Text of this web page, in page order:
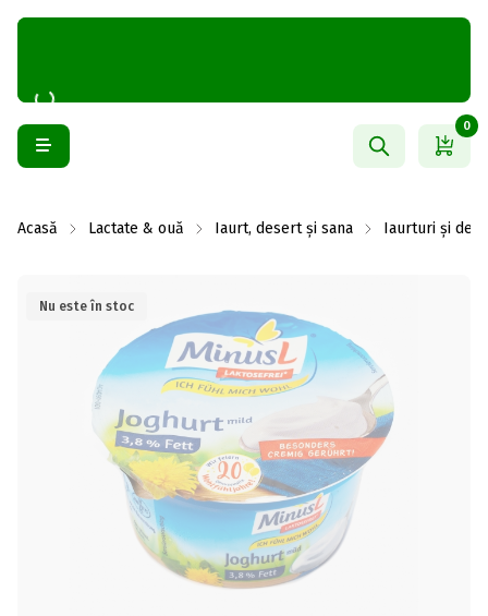
0
Acasă Lactate & ouă Iaurt, desert și sana Iaurturi și
Nu este în stoc